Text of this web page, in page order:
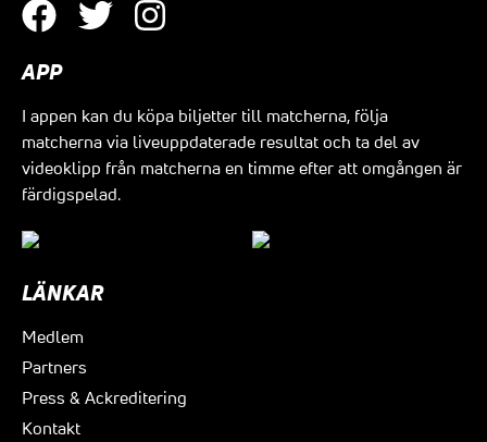
APP
I appen kan du köpa biljetter till matcherna, följa
matcherna via liveuppdaterade resultat och ta del av
videoklipp från matcherna en timme efter att omgången är
färdigspelad.
LÄNKAR
Medlem
Partners
Press & Ackreditering
Kontakt